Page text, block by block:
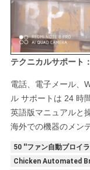
テクニカルサポート：
電話、電子メール、
ル サポートは 24 時
英語版マニュアルと
海外での機器のメン
50 ''ファン自動ブロイ
Chicken Automated